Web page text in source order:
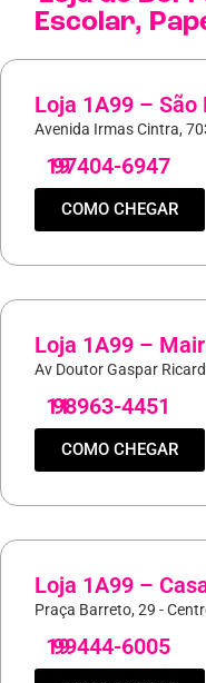
Escolar,
Loja 1A99 – São
Avenida Irmas Cintra,
19
97404-6947
COMO CHEGAR
Loja 1A99 –
Av Doutor Gaspar
11
98963-4451
COMO CHEGAR
Loja 1A99 –
Praça Barreto, 29 -
19
99444-6005